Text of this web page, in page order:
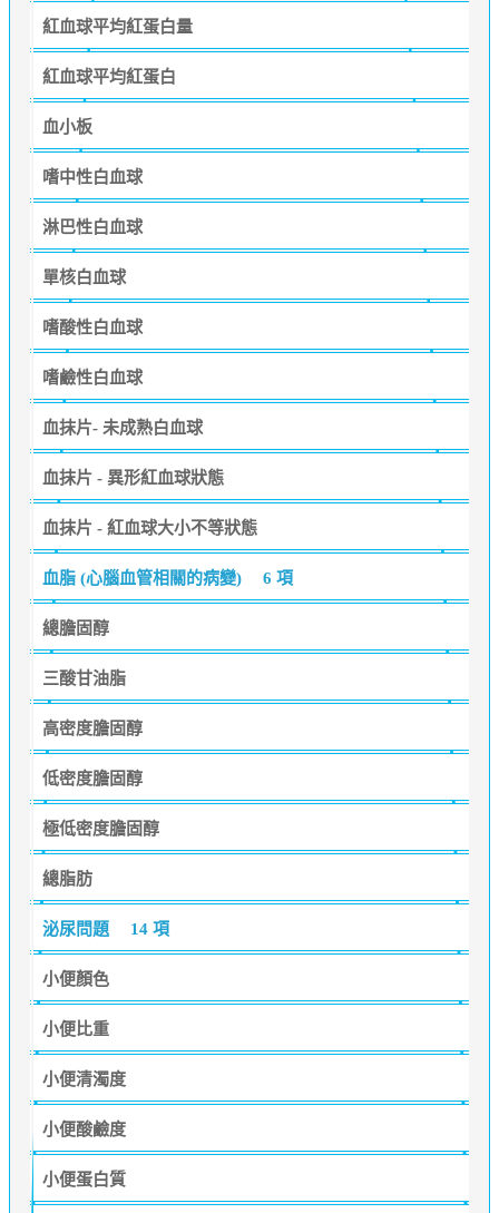
紅血球平均紅蛋白量
紅血球平均紅蛋白
血小板
嗜中性白血球
淋巴性白血球
單核白血球
嗜酸性白血球
嗜鹼性白血球
血抹片- 未成熟白血球
血抹片 - 異形紅血球狀態
血抹片 - 紅血球大小不等狀態
血脂 (心腦血管相關的病變) 6 項
總膽固醇
三酸甘油脂
高密度膽固醇
低密度膽固醇
極低密度膽固醇
總脂肪
泌尿問題 14 項
小便顏色
小便比重
小便清濁度
小便酸鹼度
小便蛋白質